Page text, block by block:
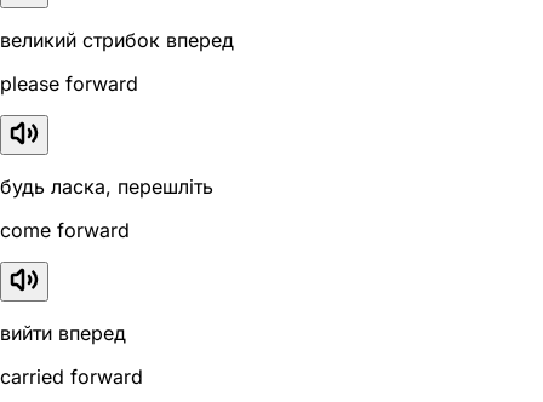
великий стрибок вперед
please forward
будь ласка, перешліть
come forward
вийти вперед
carried forward